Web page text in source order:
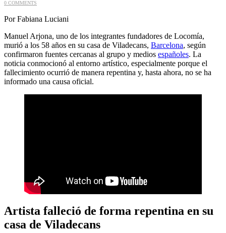
0 COMMENTS
Por Fabiana Luciani
Manuel Arjona, uno de los integrantes fundadores de Locomía,
murió a los 58 años en su casa de Viladecans, Barcelona, según
confirmaron fuentes cercanas al grupo y medios españoles. La
noticia conmocionó al entorno artístico, especialmente porque el
fallecimiento ocurrió de manera repentina y, hasta ahora, no se ha
informado una causa oficial.
Artista falleció de forma repentina en su
casa de Viladecans